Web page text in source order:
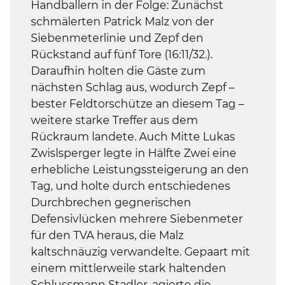
Handballern in der Folge: Zunächst
schmälerten Patrick Malz von der
Siebenmeterlinie und Zepf den
Rückstand auf fünf Tore (16:11/32.).
Daraufhin holten die Gäste zum
nächsten Schlag aus, wodurch Zepf –
bester Feldtorschütze an diesem Tag –
weitere starke Treffer aus dem
Rückraum landete. Auch Mitte Lukas
Zwislsperger legte in Hälfte Zwei eine
erhebliche Leistungssteigerung an den
Tag, und holte durch entschiedenes
Durchbrechen gegnerischen
Defensivlücken mehrere Siebenmeter
für den TVA heraus, die Malz
kaltschnäuzig verwandelte. Gepaart mit
einem mittlerweile stark haltenden